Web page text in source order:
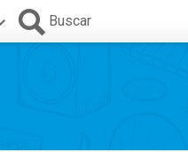
Buscar